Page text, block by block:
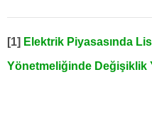
[1] Elektrik Piyasasında
Yönetmeliğinde Değişiklik